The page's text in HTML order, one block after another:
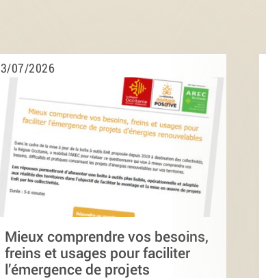
3/07/2026
Mieux comprendre vos besoins,
freins et usages pour faciliter
l’émergence de projets